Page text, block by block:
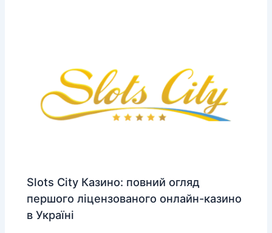
Slots City Казино: повний огляд
першого ліцензованого онлайн-казино
в Україні